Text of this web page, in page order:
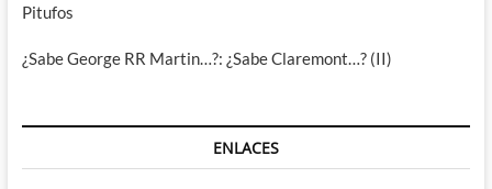
Pitufos
¿Sabe George RR Martin…?: ¿Sabe Claremont…? (II)
ENLACES